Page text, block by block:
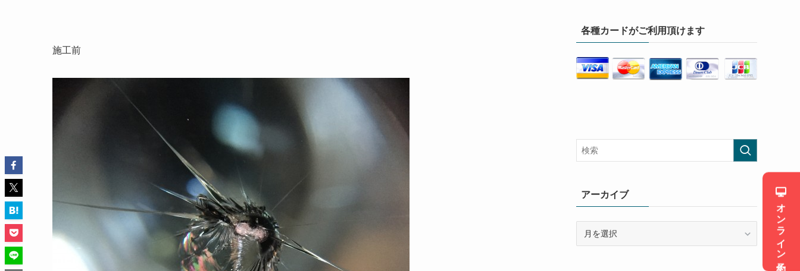
施工前
各種カードがご利用頂けます
アーカイブ
オンライン予約